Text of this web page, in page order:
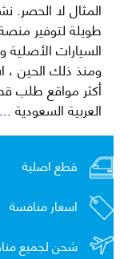
طويلة لتوفير
السيارات الأصلية
أكثر مواقع طلب
العربية السعودية
قطع اصلية
اسعار منافسة
شحن لجميع